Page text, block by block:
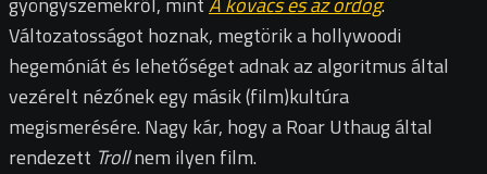
Változatosságot hoznak, megtörik a hollywoodi
hegemóniát és lehetőséget adnak az algoritmus által
vezérelt nézőnek egy másik (film)kultúra
megismerésére. Nagy kár, hogy a Roar Uthaug által
rendezett Trollnem ilyen film.